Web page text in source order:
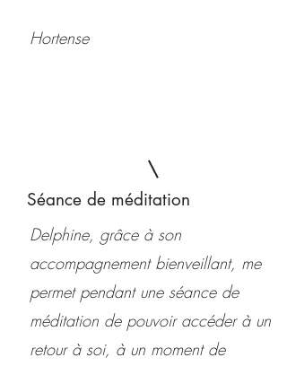
Hortense
Séance de méditation
Delphine, grâce à son
accompagnement bienveillant, me
permet pendant une séance de
méditation de pouvoir accéder à un
retour à soi, à un moment de